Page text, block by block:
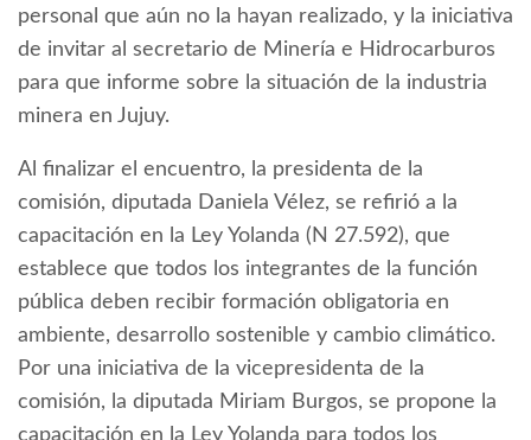
personal que aún no la hayan realizado, y la iniciativa
de invitar al secretario de Minería e Hidrocarburos
para que informe sobre la situación de la industria
minera en Jujuy.
Al finalizar el encuentro, la presidenta de la
comisión, diputada Daniela Vélez, se refirió a la
capacitación en la Ley Yolanda (N 27.592), que
establece que todos los integrantes de la función
pública deben recibir formación obligatoria en
ambiente, desarrollo sostenible y cambio climático.
Por una iniciativa de la vicepresidenta de la
comisión, la diputada Miriam Burgos, se propone la
capacitación en la Ley Yolanda para todos los